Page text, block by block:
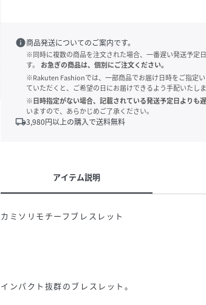
info商品発送についてのご案内です。
※同時に複数の商品を注文された場合、一番遅い発送予定
す。
お急ぎの商品は、個別にご注文ください。
※Rakuten Fashionでは、一部商品でお届け日時をご指定
ていただくと、ご希望の日にお届けできるよう手配いたしま
※日時指定がない場合、記載されている発送予定日よりも
いますので、あらかじめご了承ください。
local_shipping3,980円以上の購入で送料無料
アイテム説明
カミソリモチーフブレスレット
インパクト抜群のブレスレット。